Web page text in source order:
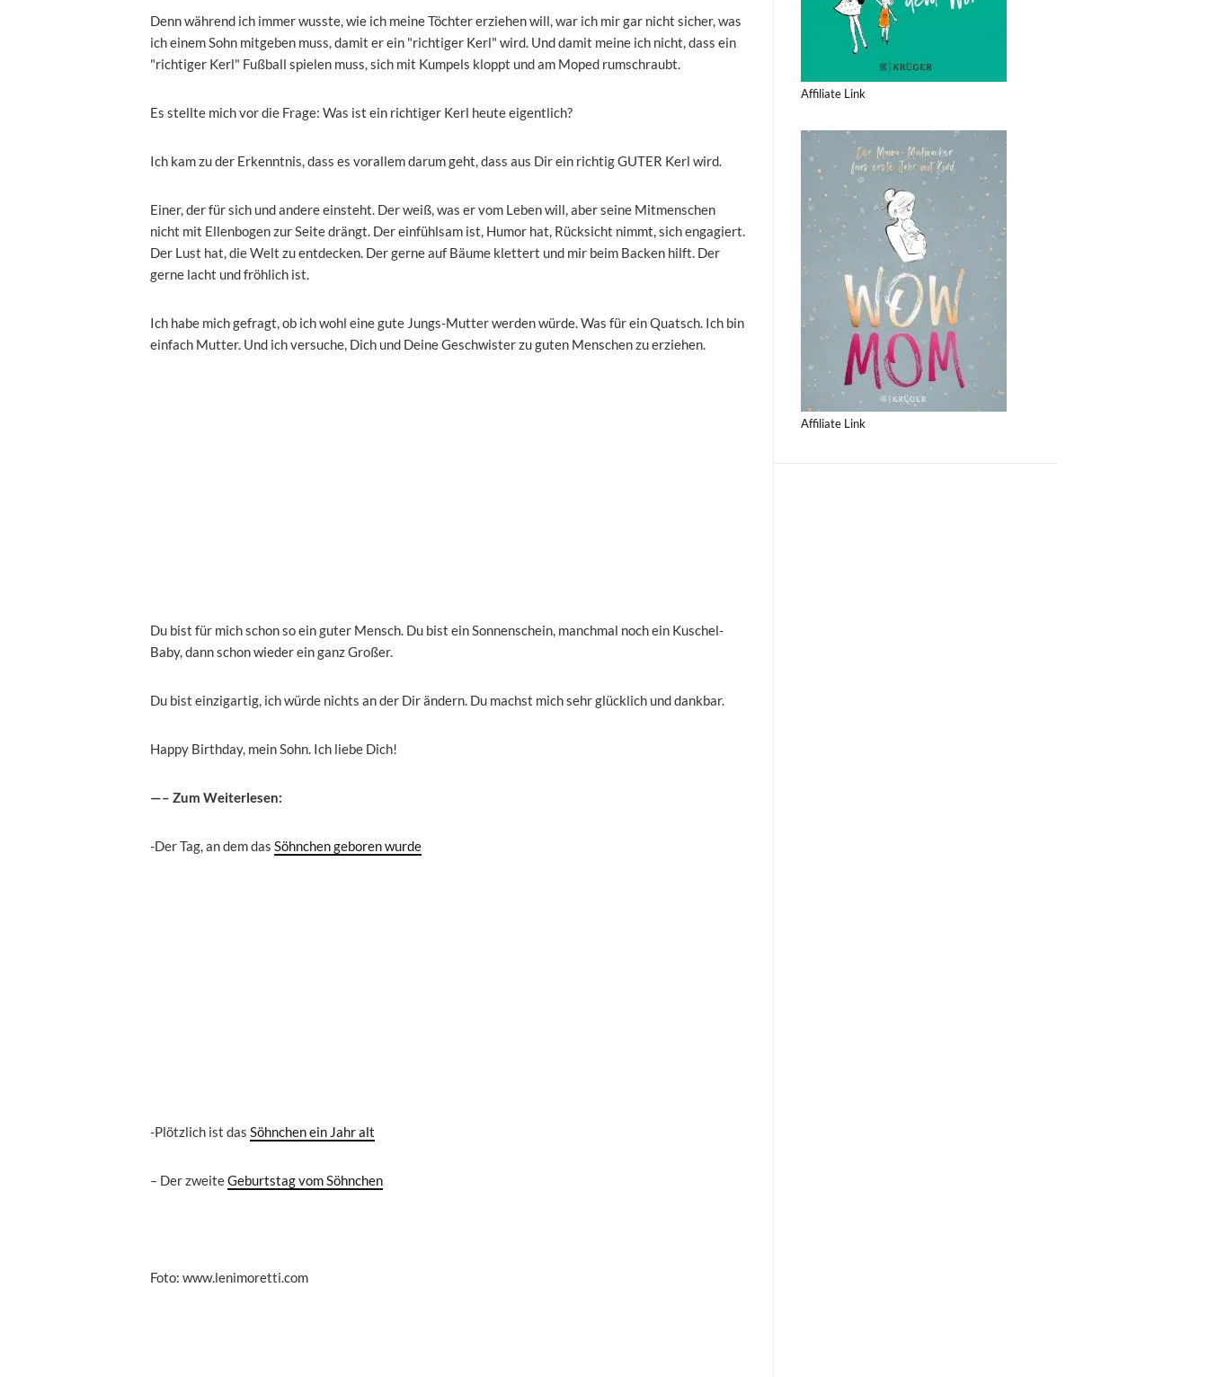
Denn während ich immer wusste, wie ich meine Töchter erziehen will, war ich mir gar nicht sicher, was
ich einem Sohn mitgeben muss, damit er ein "richtiger Kerl" wird. Und damit meine ich nicht, dass ein
"richtiger Kerl" Fußball spielen muss, sich mit Kumpels kloppt und am Moped rumschraubt.
Es stellte mich vor die Frage: Was ist ein richtiger Kerl heute eigentlich?
Ich kam zu der Erkenntnis, dass es vorallem darum geht, dass aus Dir ein richtig GUTER Kerl wird.
Einer, der für sich und andere einsteht. Der weiß, was er vom Leben will, aber seine Mitmenschen
nicht mit Ellenbogen zur Seite drängt. Der einfühlsam ist, Humor hat, Rücksicht nimmt, sich engagiert.
Der Lust hat, die Welt zu entdecken. Der gerne auf Bäume klettert und mir beim Backen hilft. Der
gerne lacht und fröhlich ist.
Ich habe mich gefragt, ob ich wohl eine gute Jungs-Mutter werden würde. Was für ein Quatsch. Ich bin
einfach Mutter. Und ich versuche, Dich und Deine Geschwister zu guten Menschen zu erziehen.
Du bist für mich schon so ein guter Mensch. Du bist ein Sonnenschein, manchmal noch ein Kuschel-
Baby, dann schon wieder ein ganz Großer.
Du bist einzigartig, ich würde nichts an der Dir ändern. Du machst mich sehr glücklich und dankbar.
Happy Birthday, mein Sohn. Ich liebe Dich!
—– Zum Weiterlesen:
-Der Tag, an dem das Söhnchen geboren wurde
-Plötzlich ist das Söhnchen ein Jahr alt
– Der zweiteGeburtstag vom Söhnchen
Foto: www.lenimoretti.com
Affiliate Link
Affiliate Link